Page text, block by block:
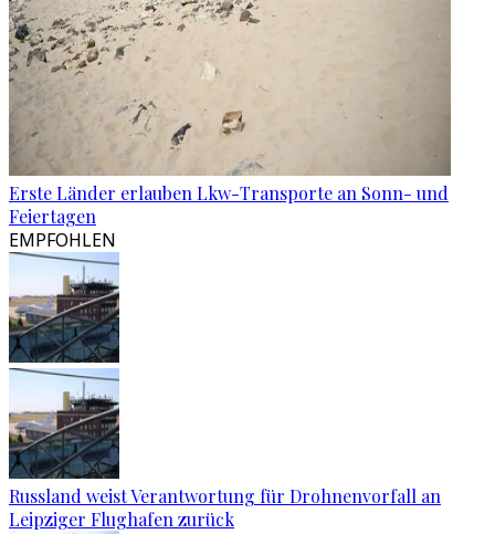
Erste Länder erlauben Lkw-Transporte an Sonn- und
Feiertagen
EMPFOHLEN
Russland weist Verantwortung für Drohnenvorfall an
Leipziger Flughafen zurück